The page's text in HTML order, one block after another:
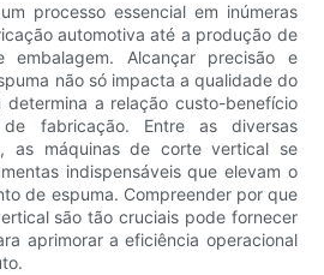
processo essencial em inúmeras
automotiva até a produção de
embalagem. Alcançar precisão e
não só impacta a qualidade do
a relação custo-benefício
fabricação. Entre as diversas
as máquinas de corte vertical se
indispensáveis ​​que elevam o
de espuma. Compreender por que
são tão cruciais pode fornecer
aprimorar a eficiência operacional